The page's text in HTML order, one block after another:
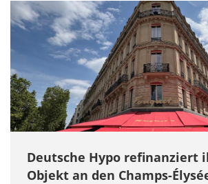
Deutsche Hypo refinanziert
Objekt an den Champs-